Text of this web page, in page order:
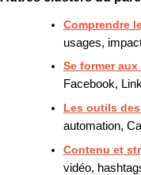
Comprendre
usages,
Se former
Facebook,
Les outils
automation,
Contenu et
vidéo,